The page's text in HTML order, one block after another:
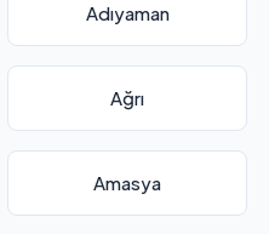
Adıyaman
Ağrı
Amasya